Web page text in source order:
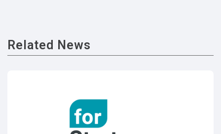
Related News